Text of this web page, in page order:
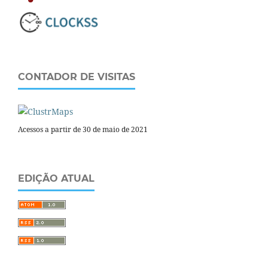
CONTADOR DE VISITAS
Acessos a partir de 30 de maio de 2021
EDIÇÃO ATUAL